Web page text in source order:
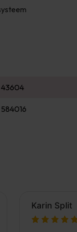
43604
584016